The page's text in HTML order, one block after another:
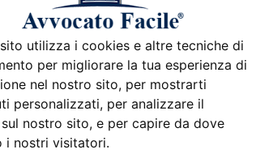
utilizza i cookies e altre tecniche di
per migliorare la tua esperienza di
nel nostro sito, per mostrarti
personalizzati, per analizzare il
nostro sito, e per capire da dove
i nostri visitatori.
penalista su avvocato facile
il prezzo
adAvvocato Facilepuoi
qualità/prezzo